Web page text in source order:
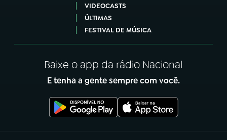
VIDEOCASTS
ÚLTIMAS
FESTIVAL DE MÚSICA
Baixe o app da rádio Nacional
E tenha a gente sempre com você.